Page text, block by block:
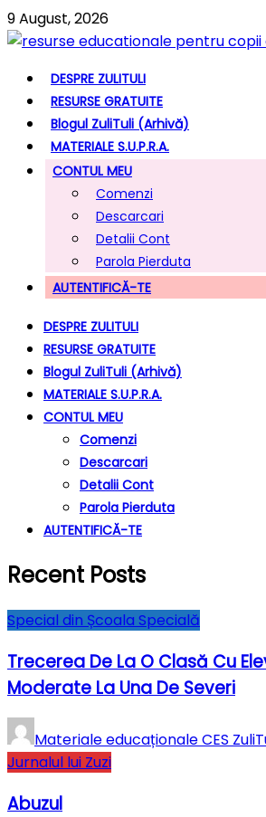
9 August, 2026
DESPRE ZULITULI
RESURSE GRATUITE
Blogul ZuliTuli (arhivă)
MATERIALE S.U.P.R.A.
CONTUL MEU
Comenzi
Descarcari
Detalii Cont
Parola Pierduta
AUTENTIFICĂ-TE
DESPRE ZULITULI
RESURSE GRATUITE
Blogul ZuliTuli (arhivă)
MATERIALE S.U.P.R.A.
CONTUL MEU
Comenzi
Descarcari
Detalii Cont
Parola Pierduta
AUTENTIFICĂ-TE
Recent Posts
Special din Școala Specială
Trecerea De La O Clasă Cu
Moderate La Una De Severi
Materiale educaționale CES
Jurnalul lui Zuzi
Abuzul